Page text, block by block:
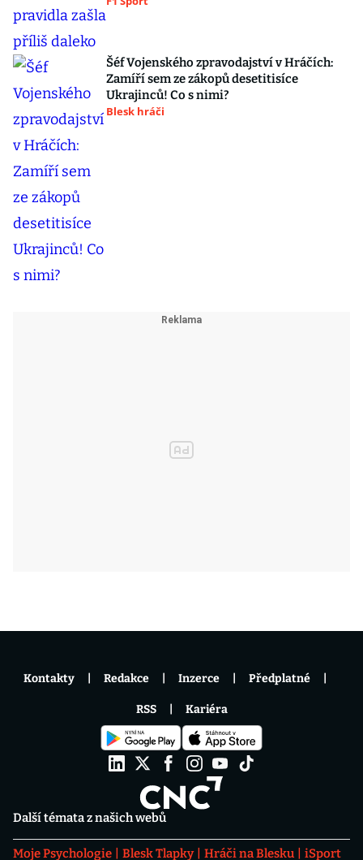
Šéf Vojenského zpravodajství v Hráčích:
Zamíří sem ze zákopů desetitisíce
Ukrajinců! Co s nimi?
Blesk hráči
Další témata z našich webů
Moje Psychologie Blesk Tlapky Hráči na Blesku
iSport
Kontakty Redakce Inzerce Předplatné
RSS Kariéra